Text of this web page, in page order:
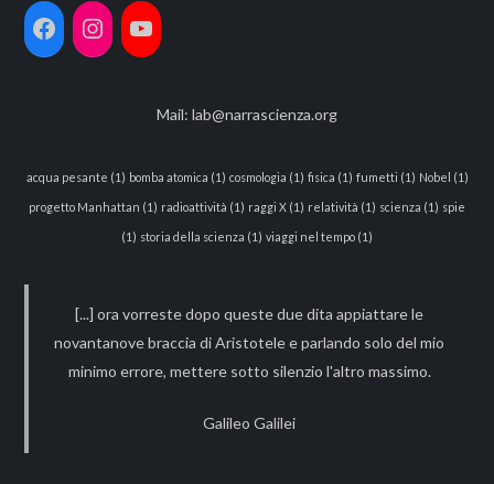
Mail: lab@narrascienza.org
acqua pesante (1) bomba atomica (1) cosmologia (1) fisica (1) fumetti (1) Nobel (1)
progetto Manhattan (1) radioattività (1) raggi X (1) relatività (1) scienza (1) spie
(1) storia della scienza (1) viaggi nel tempo (1)
[...] ora vorreste dopo queste due dita appiattare le
novantanove braccia di Aristotele e parlando solo del mio
minimo errore, mettere sotto silenzio l'altro massimo.
Galileo Galilei